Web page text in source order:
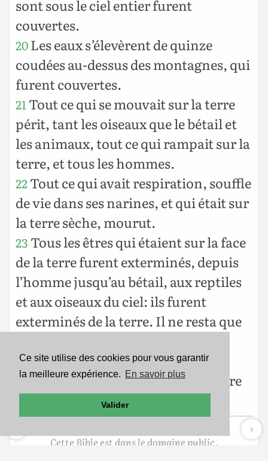
Ce site utilise des cookies pour vous garantir
la meilleure expérience. En savoir plus
Valider
sont sous le ciel entier furent
couvertes.
20Les eaux s’élevèrent de quinze
coudées au-dessus des montagnes, qui
furent couvertes.
21 Tout ce qui se mouvait sur la terre
périt, tant les oiseaux que le bétail et
les animaux, tout ce qui rampait sur la
terre, et tous les hommes.
22Tout ce qui avait respiration, souffle
de vie dans ses narines, et qui était sur
la terre sèche, mourut.
23 Tous les êtres qui étaient sur la face
de la terre furent exterminés, depuis
l’homme jusqu’au bétail, aux reptiles
et aux oiseaux du ciel: ils furent
exterminés de la terre. Il ne resta que
l’arche.
24Les eaux furent grosses sur la terre
pendant cent cinquante jours.
Cette Bible est dans le domaine public.